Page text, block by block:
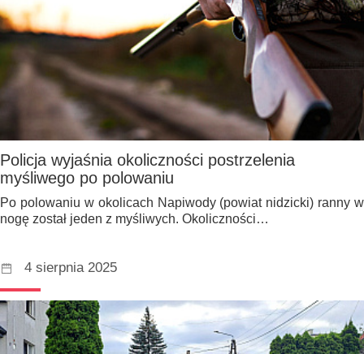
Policja wyjaśnia okoliczności postrzelenia
myśliwego po polowaniu
Po polowaniu w okolicach Napiwody (powiat nidzicki) ranny w
nogę został jeden z myśliwych. Okoliczności…
4 sierpnia 2025